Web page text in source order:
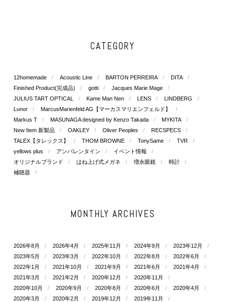
CATEGORY
12homemade Acoustic Line BARTON PERREIRA
DITA
Finished Product(完成品)
gotti
Jacques Marie Mage
JULIUS TART OPTICAL
Kame Man Nen LENS
LINDBERG
Lunor
MarcusMarienfeld AG【マーカスマリエンフェルド】
Markus T
MASUNAGA designed by Kenzo Takada
MYKITA
New Item 新製品
OAKLEY Oliver Peoples
RECSPECS
TALEX【タレックス】
THOM BROWNE TonySame
TVR
yellows plus
アンバレンタイン
イベント情報
オリジナルブランド
はね上げ式メガネ 増永眼鏡
時計
補聴器
MONTHLY ARCHIVES
2026年8月 2026年4月 2025年11月 2024年9月
2023年12月
2023年5月
2023年3月 2022年10月 2022年8月
2022年6月
2022年1月
2021年10月 2021年9月 2021年6月
2021年4月
2021年3月
2021年2月 2020年12月
2020年11月
2020年10月
2020年9月 2020年8月 2020年6月
2020年4月
2020年3月
2020年2月 2019年12月
2019年11月